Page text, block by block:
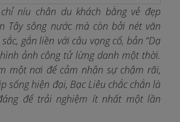
níu chân du khách bằng vẻ đẹp
Tây sông nước mà còn bởi nét văn
gắn liền với câu vọng cổ, bản “Dạ
ảnh công tử lừng danh một thời.
một nơi để cảm nhận sự chậm rãi,
sống hiện đại, Bạc Liêu chắc chắn là
để trải nghiệm ít nhất một lần